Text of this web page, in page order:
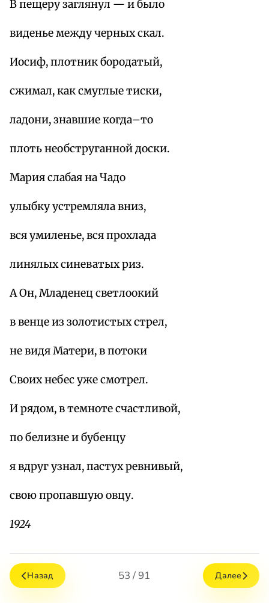
В пещеру заглянул — и было
виденье между черных скал.
Иосиф, плотник бородатый,
сжимал, как смуглые тиски,
ладони, знавшие когда–то
плоть необструганной доски.
Мария слабая на Чадо
улыбку устремляла вниз,
вся умиленье, вся прохлада
линялых синеватых риз.
А Он, Младенец светлоокий
в венце из золотистых стрел,
не видя Матери, в потоки
Своих небес уже смотрел.
И рядом, в темноте счастливой,
по белизне и бубенцу
я вдруг узнал, пастух ревнивый,
свою пропавшую овцу.
1924
Назад 53 / 91 Далее